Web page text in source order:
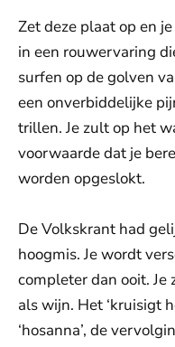
Zet deze plaat op en
in een rouwervaring
surfen op de golven
een onverbiddelijke
trillen. Je zult op het
voorwaarde dat je
worden opgeslokt.
De Volkskrant had
hoogmis. Je wordt
completer dan ooit.
als wijn. Het ‘kruisigt
‘hosanna’, de